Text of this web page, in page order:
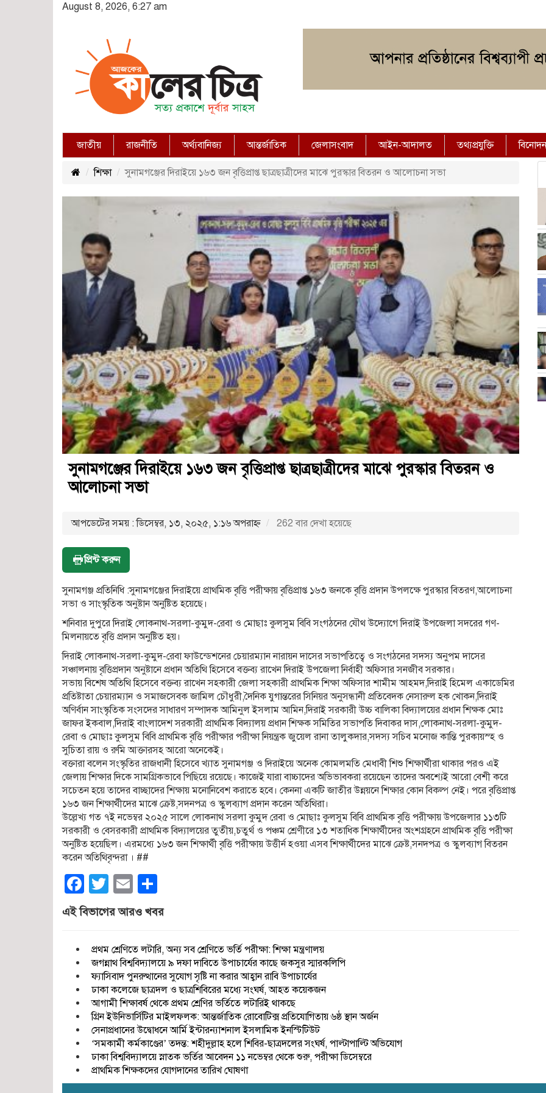
August 8, 2026, 6:27 am
জাতীয় রাজনীতি অর্থ্যবানিজ্য আন্তর্জাতিক জেলাসংবাদ আইন-আদালত তথ্যপ্রযুক্তি বিনোদন
শিক্ষা সুনামগঞ্জের দিরাইয়ে ১৬৩ জন বৃত্তিপ্রাপ্ত ছাত্রছাত্রীদের মাঝে পুরস্কার বিতরন ও আলোচনা সভা
সুনামগঞ্জের দিরাইয়ে ১৬৩ জন বৃত্তিপ্রাপ্ত ছাত্রছাত্রীদের মাঝে পুরস্কার বিতরন ও
আলোচনা সভা
আপডেটের সময় : ডিসেম্বর, ১৩, ২০২৫, ১:১৬ অপরাহ্ণ 262 বার দেখা হয়েছে
প্রিন্ট করুন
সুনামগঞ্জ প্রতিনিধি :সুনামগঞ্জের দিরাইয়ে প্রাথমিক বৃত্তি পরীক্ষায় বৃত্তিপ্রাপ্ত ১৬৩ জনকে বৃত্তি প্রদান উপলক্ষে পুরস্কার বিতরণ,আলোচনা
সভা ও সাংস্কৃতিক অনুষ্টান অনুষ্টিত হয়েছে।
শনিবার দুপুরে দিরাই লোকনাথ-সরলা-কুমুদ-রেবা ও মোছাঃ কুলসুম বিবি সংগঠনের যৌথ উদ্যোগে দিরাই উপজেলা সদরের গণ-
মিলনায়তে বৃত্তি প্রদান অনুষ্টিত হয়।
দিরাই লোকনাথ-সরলা-কুমুদ-রেবা ফাউন্ডেশনের চেয়ারম্যান নারায়ন দাসের সভাপতিত্বে ও সংগঠনের সদস্য অনুপম দাসের
সঞ্চালনায় বৃত্তিপ্রদান অনুষ্টানে প্রধান অতিথি হিসেবে বক্তব্য রাখেন দিরাই উপজেলা নির্বাহী অফিসার সনজীব সরকার।
সভায় বিশেষ অতিথি হিসেবে বক্তব্য রাখেন সহকারী জেলা সহকারী প্রাথমিক শিক্ষা অফিসার শামীম আহমদ,দিরাই হিমেল একাডেমির
প্রতিষ্টাতা চেয়ারম্যান ও সমাজসেবক জামিল চৌধুরী,দৈনিক যুগান্তরের সিনিয়র অনুসন্ধানী প্রতিবেদক নেসারুল হক খোকন,দিরাই
অণির্বান সাংস্কৃতিক সংসদের সাধারণ সম্পাদক আমিনুল ইসলাম আমিন,দিরাই সরকারী উচ্চ বালিকা বিদ্যালয়ের প্রধান শিক্ষক মোঃ
জাফর ইকবাল,দিরাই বাংলাদেশ সরকারী প্রাথমিক বিদ্যালয় প্রধান শিক্ষক সমিতির সভাপতি দিবাকর দাস,লোকনাথ-সরলা-কুমুদ-
রেবা ও মোছাঃ কুলসুম বিবি প্রাথমিক বৃত্তি পরীক্ষার পরীক্ষা নিয়ন্ত্রক জুয়েল রানা তালুকদার,সদস্য সচিব মনোজ কান্তি পুরকায়স্হ ও
সুচিতা রায় ও রুমি আক্তারসহ আরো অনেকেই।
বক্তারা বলেন সংস্কৃতির রাজধানী হিসেবে খ্যাত সুনামগঞ্জ ও দিরাইয়ে অনেক কোমলমতি মেধাবী শিশু শিক্ষার্থীরা থাকার পরও এই
জেলায় শিক্ষার দিকে সামগ্রিকভাবে পিছিয়ে রয়েছে। কাজেই যারা বাচ্চাদের অভিভাবকরা রয়েছেন তাদের অবশ্যেই আরো বেশী করে
সচেতন হয়ে তাদের বাচ্ছাদের শিক্ষায় মনোনিবেশ করাতে হবে। কেননা একটি জাতীর উন্নয়নে শিক্ষার কোন বিকল্প নেই। পরে বৃত্তিপ্রাপ্ত
১৬৩ জন শিক্ষার্থীদের মাঝে ক্রেষ্ট,সদনপত্র ও স্কুলব্যাগ প্রদান করেন অতিথিরা।
উল্লেখ্য গত ৭ই নভেম্বর ২০২৫ সালে লোকনাথ সরলা কুমুদ রেবা ও মোছাঃ কুলসুম বিবি প্রাথমিক বৃত্তি পরীক্ষায় উপজেলার ১১৩টি
সরকারী ও বেসরকারী প্রাথমিক বিদ্যালয়ের তুতীয়,চতুর্থ ও পঞ্চম শ্রেণীরে ১৩ শতাধিক শিক্ষার্থীদের অংশগ্রহনে প্রাথমিক বৃত্তি পরীক্ষা
অনুষ্টিত হয়েছিল। এরমধ্যে ১৬৩ জন শিক্ষার্থী বৃত্তি পরীক্ষায় উত্তীর্ন হওয়া এসব শিক্ষার্থীদের মাঝে ক্রেষ্ট,সনদপত্র ও স্কুলব্যাগ বিতরন
করেন অতিথিবৃন্দরা । ##
Facebook
Twitter
Email
এই বিভাগের আরও খবর
প্রথম শ্রেণিতে লটারি, অন্য সব শ্রেণিতে ভর্তি পরীক্ষা: শিক্ষা মন্ত্রণালয়
জগন্নাথ বিশ্ববিদ্যালয়ে ৯ দফা দাবিতে উপাচার্যের কাছে জকসুর স্মারকলিপি
ফ্যাসিবাদ পুনরুত্থানের সুযোগ সৃষ্টি না করার আহ্বান রাবি উপাচার্যের
ঢাকা কলেজে ছাত্রদল ও ছাত্রশিবিরের মধ্যে সংঘর্ষ, আহত কয়েকজন
আগামী শিক্ষাবর্ষ থেকে প্রথম শ্রেণির ভর্তিতে লটারিই থাকছে
গ্রিন ইউনিভার্সিটির মাইলফলক: আন্তর্জাতিক রোবোটিক্স প্রতিযোগিতায় ৬ষ্ঠ স্থান অর্জন
সেনাপ্রধানের উদ্বোধনে আর্মি ইন্টারন্যাশনাল ইসলামিক ইনস্টিটিউট
‘সমকামী কর্মকাণ্ডের’ তদন্ত: শহীদুল্লাহ হলে শিবির-ছাত্রদলের সংঘর্ষ, পাল্টাপাল্টি অভিযোগ
ঢাকা বিশ্ববিদ্যালয়ে স্নাতক ভর্তির আবেদন ১১ নভেম্বর থেকে শুরু, পরীক্ষা ডিসেম্বরে
প্রাথমিক শিক্ষকদের যোগদানের তারিখ ঘোষণা